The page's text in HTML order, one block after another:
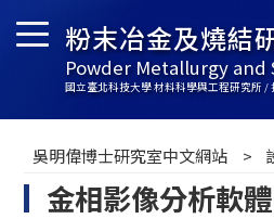
粉末冶金及燒結
Powder Metallurgy
國立臺北科技大學 材料科學與工程研究所
吳明偉博士研究室中文網站
金相影像分析軟